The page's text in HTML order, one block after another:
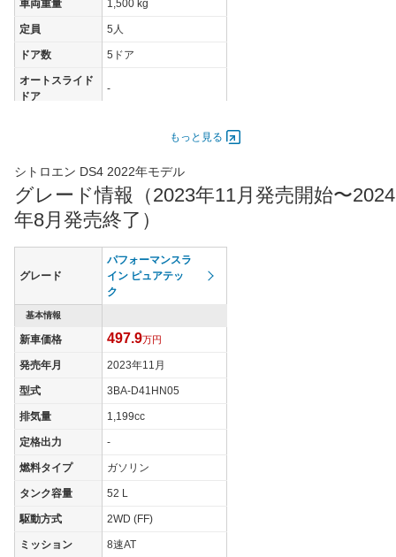
車両重量 1,500 kg
定員 5人
ドア数 5ドア
オートスライド
ドア
-
96.00 [130]/ 6,500
最高トルク 300 [30.6]/ 5,000
過給機 -
タイヤ
205/55R19
タイヤサイズ
205/55R19
WLTCモード 21.2km/L
WLTCモード(市
街地)
WLTCモード(郊
21.2km/L
速道路)
23.9km/L
JC08モード 22.6km/L
1015モード -
60km定地 -
もっと見る
シトロエン DS4 2022年モデル
グレード情報（2023年11月発売開始〜2024
年8月発売終了）
グレード
パフォーマンスラ
イン ピュアテッ
ク
基本情報
新車価格 497.9万円
発売年月 2023年11月
型式 3BA-D41HN05
排気量 1,199cc
定格出力 -
燃料タイプ ガソリン
タンク容量 52 L
駆動方式 2WD (FF)
ミッション 8速AT